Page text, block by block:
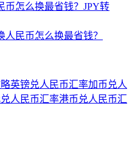
币怎么换最省钱？JPY转
人民币怎么换最省钱？
英镑兑人民币汇率加币兑人
兑人民币汇率港币兑人民币汇